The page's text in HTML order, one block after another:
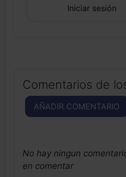
Iniciar sesión
Comentarios de
AÑADIR COMENTARIO
No hay ningun
en comentar